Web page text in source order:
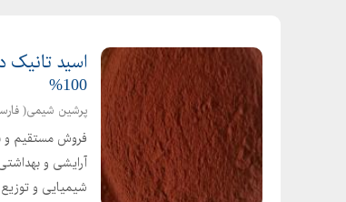
100%
پرشین شیمی(
فروش مستقیم و
آرایشی و
شیمیایی و